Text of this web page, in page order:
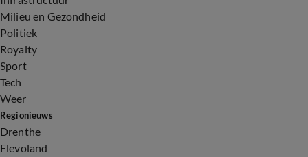
Milieu en Gezondheid
Politiek
Royalty
Sport
Tech
Weer
Regionieuws
Drenthe
Flevoland